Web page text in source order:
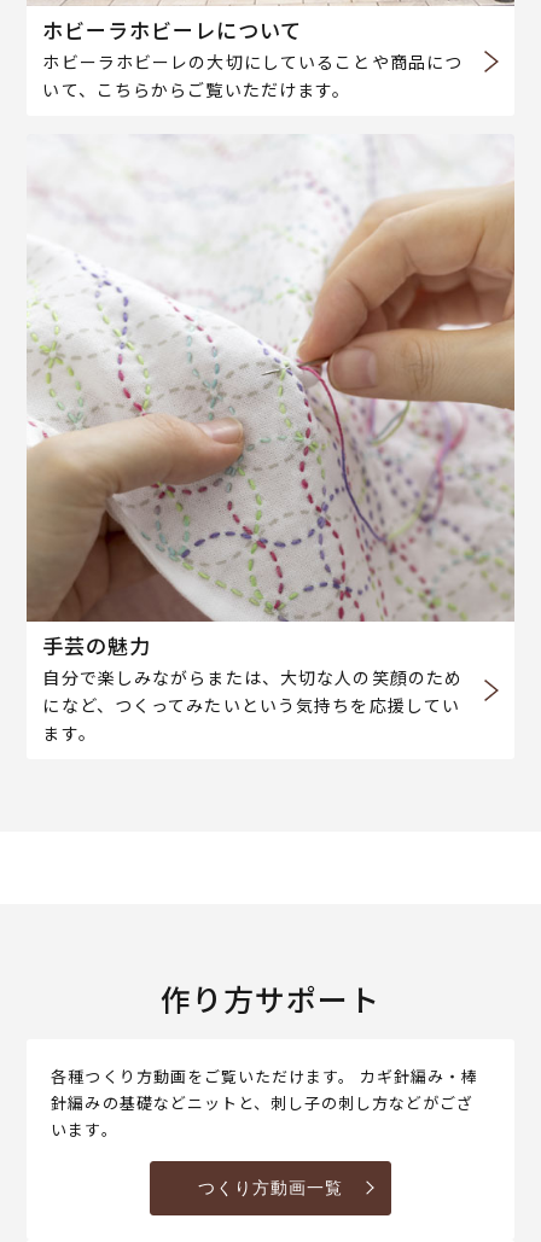
ホビーラホビーレについて
ホビーラホビーレの大切にしていることや商品につ
いて、こちらからご覧いただけます。
手芸の魅力
自分で楽しみながらまたは、大切な人の笑顔のため
になど、つくってみたいという気持ちを応援してい
ます。
作り方サポート
各種つくり方動画をご覧いただけます。 カギ針編み・棒
針編みの基礎などニットと、刺し子の刺し方などがござ
います。
つくり方動画一覧